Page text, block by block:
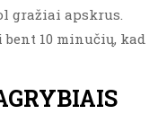
gražiai apskrus.
10 minučių, kad